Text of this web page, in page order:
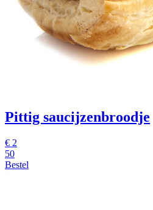
Pittig saucijzenbroodje
€ 2
50
Bestel